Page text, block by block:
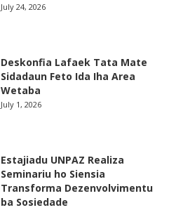
July 24, 2026
Deskonfia Lafaek Tata Mate
Sidadaun Feto Ida Iha Area
Wetaba
July 1, 2026
Estajiadu UNPAZ Realiza
Seminariu ho Siensia
Transforma Dezenvolvimentu
ba Sosiedade